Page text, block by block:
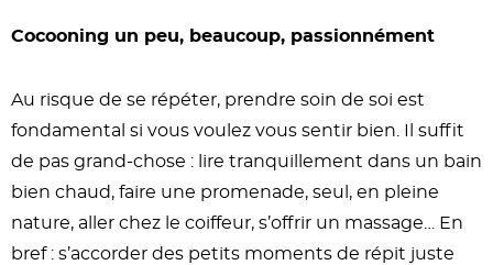
Cocooning un peu, beaucoup, passionnément
Au risque de se répéter, prendre soin de soi est
fondamental si vous voulez vous sentir bien. Il suffit
de pas grand-chose : lire tranquillement dans un bain
bien chaud, faire une promenade, seul, en pleine
nature, aller chez le coiffeur, s’offrir un massage… En
bref : s’accorder des petits moments de répit juste